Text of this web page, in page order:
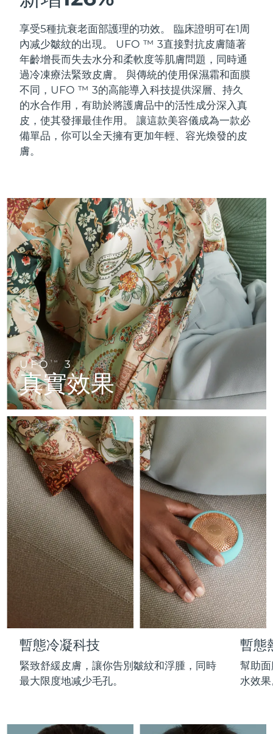
享受5種抗衰老面部護理的功效。 臨床證明可在1周
內减少皺紋的出現。 UFO ™ 3直接對抗皮膚隨著
年齡增長而失去水分和柔軟度等肌膚問題，同時通
過冷凍療法緊致皮膚。
與傳統的使用保濕霜和面膜
不同，UFO ™ 3的高能導入科技提供深層、持久
的水合作用，有助於將護膚品中的活性成分深入真
皮，使其發揮最佳作用。 讓這款美容儀成為一款必
備單品，你可以全天擁有更加年輕、容光煥發的皮
膚。
UFOTM 3
真實效果
暫態冷凝科技
緊致舒緩皮膚，讓你告別皺紋和浮腫，同時
最大限度地减少毛孔。
暫態
幫助
水效
LUNA™ 4 套裝
Anti-aging massage
LUNA™ 4 Plus
Massage, LED heating
LUNA™ 4 mini
For young skin, T-zone
LUNA™ 4 go
For travel or gym bag
LUNA™護膚
Premium cleansers & balm
LUNA™ 設備
All facial cleansing devices
BEAR™ 2 套裝
Microcurrent toning
BEAR™ 2 go
Microcurrent toning on-the-go
面部提拉護理
Premium anti-aging skincare
BEAR™ 設備
All premium facelift devices
補水保濕
UFO™ 3 套裝
Deep facial hydration
device
UFO™ 3 mini
Red light therapy device for young skin
UFO™ 3 go
Portable red light therapy
面膜
Rejuvenation & hydration
UFO™ 設備
All deep facial hydration devices
口腔護理
issa™ 4
Hybrid silicone sonic toothbrush
issa™ 4 smile
Hybrid silicone sonic toothbrush
issa™ 4 baby
For ages 0-3
issa™ Teeth Whitening Set
Dual LED + sonic device & 18% PAP gel
ISSA™ 設備
All silicone sonic toothbrushes
FAQ™ 抗老護理
抗老
FAQ™ 101
Clinical anti-aging
FAQ™ 102
Advanced clinical anti-aging
FAQ™ 103
Luxurious clinical anti-aging set
FAQ™ P1 Primer
Manuka honey primer
FAQ™護膚品
All FAQ™ skincare
FAQ™產品
All anti-aging treatments
LED 護理
FAQ™ 201
LED mask
FAQ™ 202
LED mask
FAQ™ 211
Anti-aging neck & décolleté LED mask
FAQ™ 221
Anti-aging LED hand mask
FAQ™護膚品
All FAQ™ skincare
FAQ™產品
All LED treatments
生髮
FAQ™ 301
LED hair strengthening scalp massager
FAQ™ Scalp Serum
Scalp recovery probiotic serum
FAQ™護膚品
All FAQ™ skincare
FAQ™產品
All hair treatments
肌膚年輕化
NEW
FAQ™ 501
Full-Spectrum Red Light Therapy
FAQ™ 502
Full-Spectrum Red Light Therapy
FAQ™ Red Light Serum
FAQ™ skincare
All FAQ™ skincare
FAQ™ products
All toning treatments
保健品
NEW
專業治療
脫毛
PEACH™ 2 Pro Max
Professional IPL hair removal device
PEACH™ 2
IPL hair removal
PEACH™ 2 go
Travel-friendly IPL hair removal
PEACH™ Cooling Prep Gel
Cooling IPL hair removal gel
身體護理
BEAR™ 2 body
Microcurrent body toning
LUNA™ 4 body
Massaging body brush
SUPERCHARGED™ serum
Firming body serum
痘肌護理
ESPADA™ 2 plus
Recurring acne LED therapy
ESPADA™ 2
Acne treatment device
ESPADA™ Blemish Solution
眼部護理
BEAR™ 2 eyes & lips
Microcurrent line smoothing device
IRIS™ 2
Rejuvenating eye massager
眼部護膚
毛孔護理
KIWI™ derma
Diamond microdermabrasion .
KIWI™
護發
LUNA™ 4 hair
2-in-1 LED scalp massager
FLIP™ play advanced
牙齒美白
比利時 預計送達日期 09/08/2026
百慕達 預計送達日期15/08/2026
波士尼亞與赫塞哥維納 預計送達日期12/08/2026
汶萊 預計送達日期14/08/2026
保加利亞 預計送達日期09/08/2026
中國 預計送達日期09/08/2026
哥倫比亞 預計送達日期13/08/2026
克羅埃西亞 預計送達日期 09/08/2026
賽普勒斯 預計送達日期 10/08/2026
捷克 預計送達日期09/08/2026
丹麥 預計送達日期09/08/2026
愛沙尼亞 預計送達日期09/08/2026
芬蘭 預計送達日期
法國 預計送達日期
法屬玻里尼西亞 預計送達日期
德國 預計送達日期09/08/2026
直布羅陀 預計送達日期13/08/2026
希臘 預計送達日期09/08/2026
中國香港特別行政區 預計送達日期10/08/2026
預計送達日期09/08/2026
冰島 10/08/2026
印尼 07/08/2026